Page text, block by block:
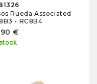
Rueda Associated
- RC8B4
€